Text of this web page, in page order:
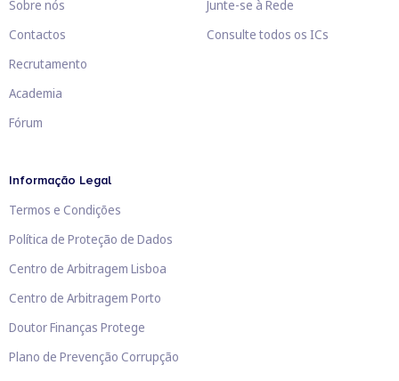
Sobre nós
Contactos
Recrutamento
Academia
Fórum
Junte-se à Rede
Consulte todos os ICs
Informação Legal
Termos e Condições
Política de Proteção de Dados
Centro de Arbitragem Lisboa
Centro de Arbitragem Porto
Doutor Finanças Protege
Plano de Prevenção Corrupção